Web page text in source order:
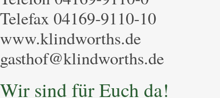
Telefax 04169-9110-10
www.klindworths.de
gasthof@klindworths.de
Wir sind für Euch da!